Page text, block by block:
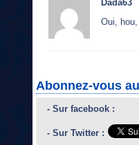
Dada63
Oui,
Abonnez-vous
- Sur facebook :
- Sur Twitter :